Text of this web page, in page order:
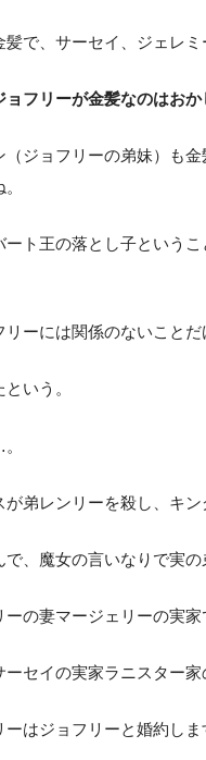
で、サーセイ、ジェレミ
フリーが金髪なのはおか
ジョフリーの弟妹）も
ト王の落とし子という
ーには関係のないことだ
いう。
弟レンリーを殺し、キ
、魔女の言いなりで実
の妻マージェリーの実
セイの実家ラニスター家
はジョフリーと婚約しま